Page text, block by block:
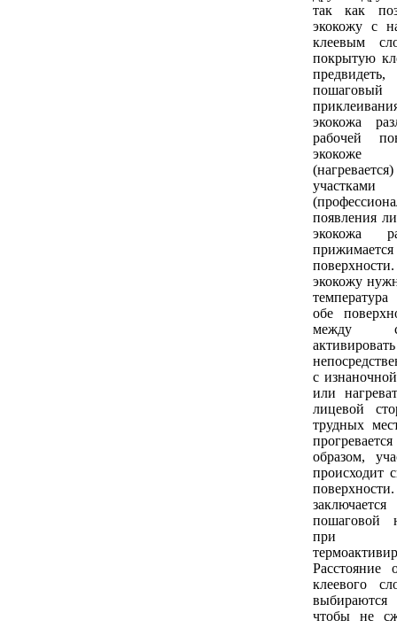
так как
экокожу с
клеевым
покрытую
экокожа
рабочей
экокоже
появления
экокожа
экокожу
обе
между
с
или
лицевой
трудных
образом,
происходит
пошаговой
при
клеевого
чтобы не